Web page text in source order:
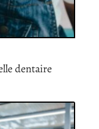
dentaire